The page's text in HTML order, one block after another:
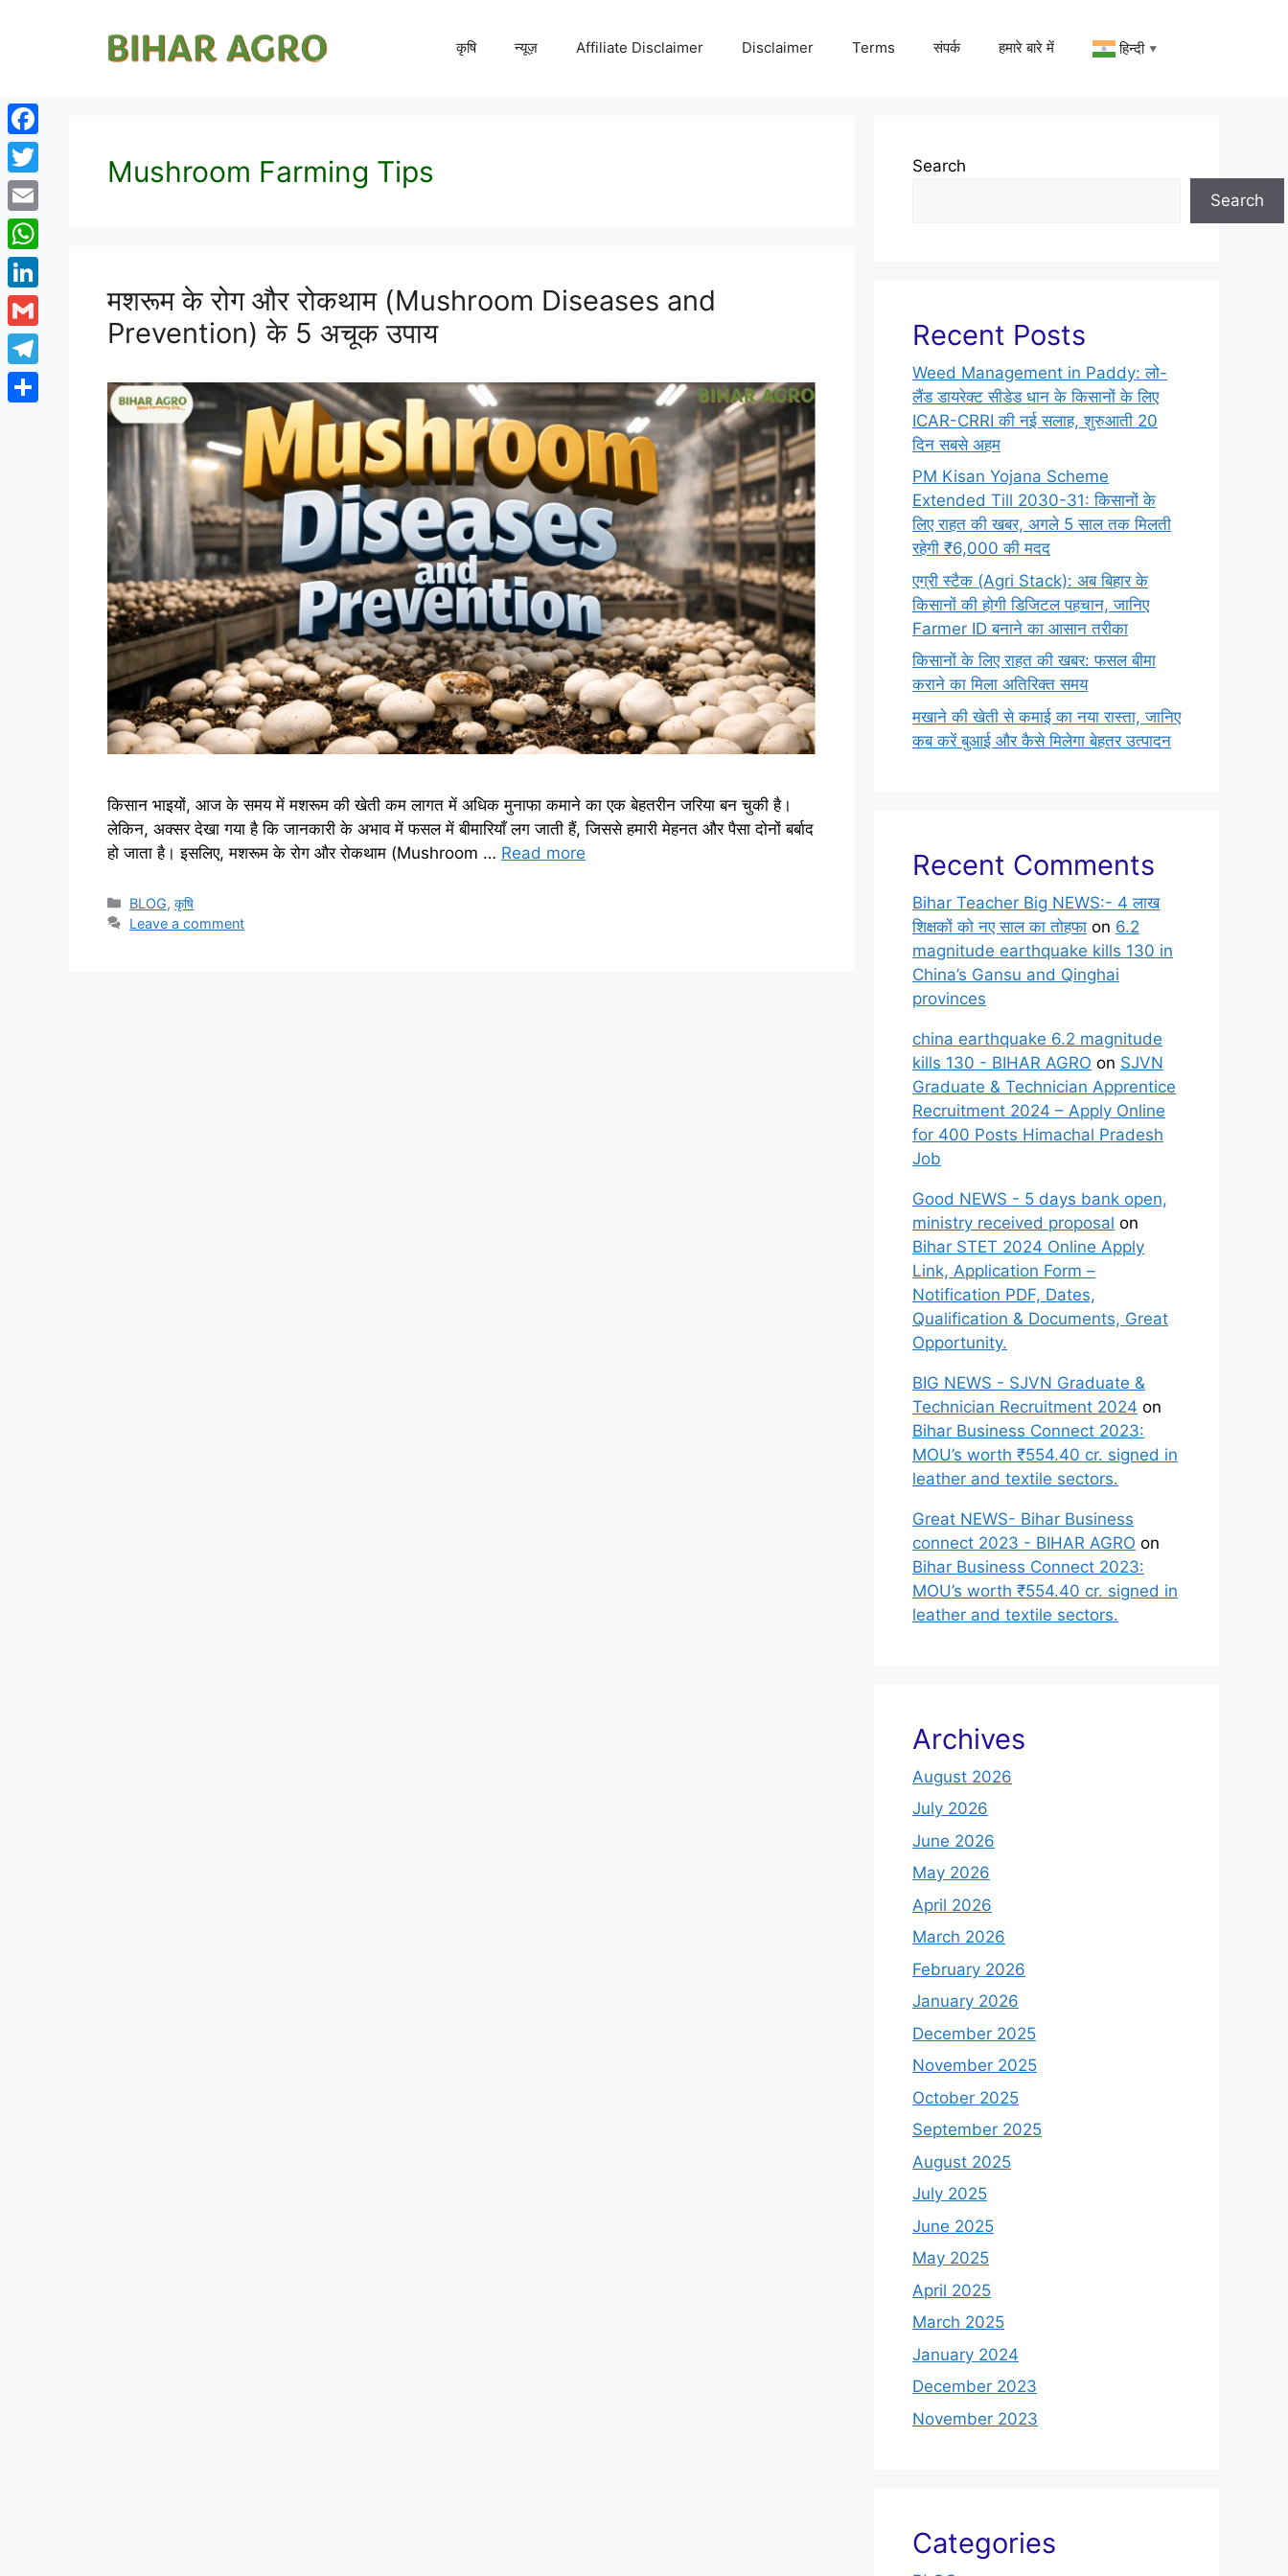
कृषि न्यूज़ Affiliate Disclaimer Disclaimer Terms संपर्क हमारे बारे में हिन्दी ▼
Mushroom Farming Tips
मशरूम के रोग और रोकथाम (Mushroom Diseases and
Prevention) के 5 अचूक उपाय
किसान भाइयों, आज के समय में मशरूम की खेती कम लागत में अधिक मुनाफा कमाने का एक बेहतरीन जरिया बन चुकी है।
लेकिन, अक्सर देखा गया है कि जानकारी के अभाव में फसल में बीमारियाँ लग जाती हैं, जिससे हमारी मेहनत और पैसा दोनों बर्बाद
हो जाता है। इसलिए, मशरूम के रोग और रोकथाम (Mushroom … Read more
BLOG,कृषि
Leave a comment
Search
Search
Recent Posts
Weed Management in Paddy: लो-
लैंड डायरेक्ट सीडेड धान के किसानों के लिए
ICAR-CRRI की नई सलाह, शुरुआती 20
दिन सबसे अहम
PM Kisan Yojana Scheme
Extended Till 2030-31: किसानों के
लिए राहत की खबर, अगले 5 साल तक मिलती
रहेगी ₹6,000 की मदद
एग्री स्टैक (Agri Stack): अब बिहार के
किसानों की होगी डिजिटल पहचान, जानिए
Farmer ID बनाने का आसान तरीका
किसानों के लिए राहत की खबर: फसल बीमा
कराने का मिला अतिरिक्त समय
मखाने की खेती से कमाई का नया रास्ता, जानिए
कब करें बुआई और कैसे मिलेगा बेहतर उत्पादन
Recent Comments
Bihar Teacher Big NEWS:- 4 लाख
शिक्षकों को नए साल का तोहफा on 6.2
magnitude earthquake kills 130 in
China’s Gansu and Qinghai
provinces
china earthquake 6.2 magnitude
kills 130 - BIHAR AGRO on SJVN
Graduate & Technician Apprentice
Recruitment 2024 – Apply Online
for 400 Posts Himachal Pradesh
Job
Good NEWS - 5 days bank open,
ministry received proposal on
Bihar STET 2024 Online Apply
Link, Application Form –
Notification PDF, Dates,
Qualification & Documents, Great
Opportunity.
BIG NEWS - SJVN Graduate &
Technician Recruitment 2024 on
Bihar Business Connect 2023:
MOU’s worth ₹554.40 cr. signed in
leather and textile sectors.
Great NEWS- Bihar Business
connect 2023 - BIHAR AGRO on
Bihar Business Connect 2023:
MOU’s worth ₹554.40 cr. signed in
leather and textile sectors.
Archives
August 2026
July 2026
June 2026
May 2026
April 2026
March 2026
February 2026
January 2026
December 2025
November 2025
October 2025
September 2025
August 2025
July 2025
June 2025
May 2025
April 2025
March 2025
January 2024
December 2023
November 2023
Categories
Facebook
Twitter
Email
WhatsApp
LinkedIn
Gmail
Telegram